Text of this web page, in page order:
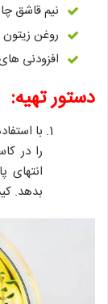
نیم قاشق
روغن زیتون
افزودنی
دستور تهیه:
با
را در
بدهد.